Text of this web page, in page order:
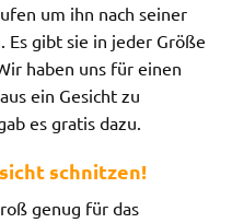
um ihn nach seiner
Es gibt sie in jeder Größe
haben uns für einen
ein Gesicht zu
es gratis dazu.
schnitzen!
genug für das